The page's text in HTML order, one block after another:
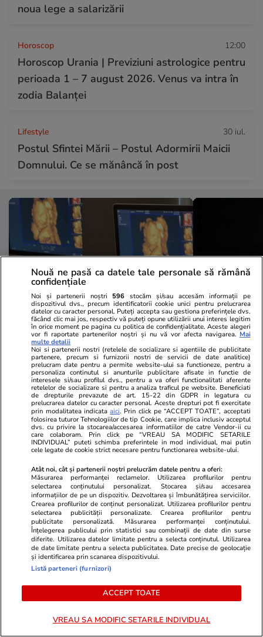
noua lege a salarizării
Horoscop 12:00
Horoscop Urania | Previziuni astrologice pentru
perioada 1 – 7 august 2026. Venus va intra în
zodia Balanței
Lifestyle 30 iul.
Postul Sfintei Mării – Postul Adormirii Maicii
Domnului. Ce se mănâncă în post
Lifestyle 18:18
Momentul emoționant în care o
fetiță nenăscută zâmbește la
ecograf când își aude tatăl
vorbind I VIDEO
Sănătate și
Sfaturi de
Șindelaru,
culturism:
formă de
Tehnologie 13 iul.
De ce nu mai răcește aerul
condiționat – greșeli frecvente
kitul de siguranţă auto
Nouă ne pasă ca datele tale personale să rămână
confidențiale
Noi și partenerii noștri 596 stocăm și/sau accesăm informații pe
dispozitivul dvs., precum identificatorii cookie unici pentru prelucrarea
datelor cu caracter personal. Puteți accepta sau gestiona preferințele dvs.
făcând clic mai jos, respectiv vă puteți opune utilizării unui interes legitim
în orice moment pe pagina cu politica de confidențialitate. Aceste alegeri
vor fi raportate partenerilor noștri și nu vă vor afecta navigarea. Mai
multe detalii
Noi si partenerii nostri (retelele de socializare si agentiile de publicitate
partenere, precum si furnizorii nostri de servicii de date analitice)
prelucram date pentru a permite website-ului sa functioneze, pentru a
personaliza continutul si anunturile publicitare afisate in functie de
interesele si/sau profilul dvs., pentru a va oferi functionalitati aferente
retelelor de socializare si pentru a analiza traficul pe website. Beneficiati
de drepturile prevazute de art. 15-22 din GDPR in legatura cu
prelucrarea datelor cu caracter personal. Aceste drepturi pot fi exercitate
prin modalitatea indicataaici. Prin click pe “ACCEPT TOATE”, acceptati
folosirea tuturor Tehnologiilor de tip Cookie, care implica inclusiv acceptul
dvs. cu privire la stocarea/accesarea informatiilor de catre Vendor-ii cu
care colaboram. Prin click pe “VREAU SA MODIFIC SETARILE
INDIVIDUAL” puteti schimba preferintele in mod individual, mai putin
cele legate de cookie strict necesare pentru functionarea website-ului.
Atât noi, cât și partenerii noștri prelucrăm datele pentru a oferi:
Măsurarea performanței reclamelor. Utilizarea profilurilor pentru
selectarea conținutului personalizat. Stocarea și/sau accesarea
informațiilor de pe un dispozitiv. Dezvoltarea și îmbunătățirea serviciilor.
Crearea profilurilor de conținut personalizat. Utilizarea profilurilor pentru
selectarea publicității personalizate. Crearea profilurilor pentru
publicitate personalizată. Măsurarea performanței conținutului.
Înțelegerea publicului prin statistici sau combinații de date din surse
diferite. Utilizarea datelor limitate pentru a selecta conținutul. Utilizarea
de date limitate pentru a selecta publicitatea. Date precise de geolocație
și identificarea prin scanarea dispozitivului.
Listă parteneri (furnizori)
ACCEPT TOATE
VREAU SA MODIFIC SETARILE INDIVIDUAL